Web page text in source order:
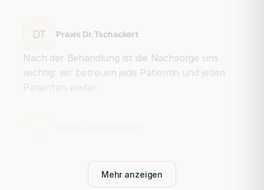
DT Praxis Dr. Tschackert
Nach der Behandlung ist die Nachsorge uns
wichtig: wir betreuen jede Patientin und jeden
Patienten weiter.
Mehr anzeigen